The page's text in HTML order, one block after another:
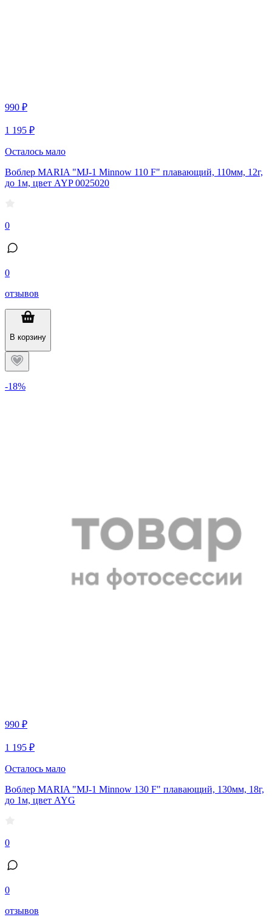
990 ₽
1 195 ₽
Осталось мало
Воблер MARIA "MJ-1 Minnow 110 F" плавающий, 110мм, 12г,
до 1м, цвет AYP 0025020
0
0
отзывов
В корзину
-18%
990 ₽
1 195 ₽
Осталось мало
Воблер MARIA "MJ-1 Minnow 130 F" плавающий, 130мм, 18г,
до 1м, цвет AYG
0
0
отзывов